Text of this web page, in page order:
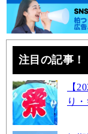
注目の記事！
【
り